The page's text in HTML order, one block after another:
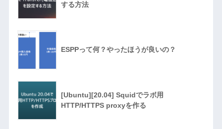
する方法
ESPPって何？やったほうが良いの？
[Ubuntu][20.04] Squidでラボ用
HTTP/HTTPS proxyを作る